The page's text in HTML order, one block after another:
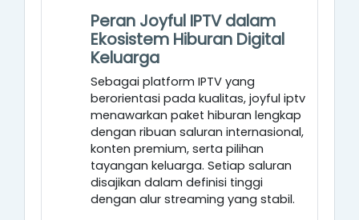
Peran Joyful IPTV dalam
Ekosistem Hiburan Digital
Keluarga
Sebagai platform IPTV yang
berorientasi pada kualitas, joyful iptv
menawarkan paket hiburan lengkap
dengan ribuan saluran internasional,
konten premium, serta pilihan
tayangan keluarga. Setiap saluran
disajikan dalam definisi tinggi
dengan alur streaming yang stabil.